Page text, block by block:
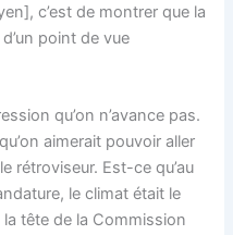
c’est de montrer que la
point de vue
qu’on n’avance pas.
aimerait pouvoir aller
rétroviseur. Est-ce qu’au
le climat était le
tête de la Commission